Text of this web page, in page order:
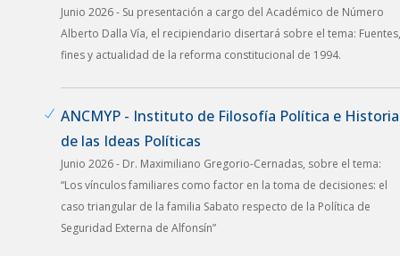
Junio 2026 - Su presentación a cargo del Académico de Número
Alberto Dalla Vía, el recipiendario disertará sobre el tema: Fuentes,
fines y actualidad de la reforma constitucional de 1994.
ANCMYP - Instituto de Filosofía Política e Historia
de las Ideas Políticas
Junio 2026 - Dr. Maximiliano Gregorio-Cernadas, sobre el tema:
“Los vínculos familiares como factor en la toma de decisiones: el
caso triangular de la familia Sabato respecto de la Política de
Seguridad Externa de Alfonsín”